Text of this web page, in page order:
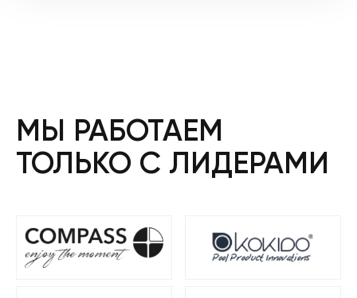
МЫ РАБОТАЕМ
ТОЛЬКО С ЛИДЕРАМИ